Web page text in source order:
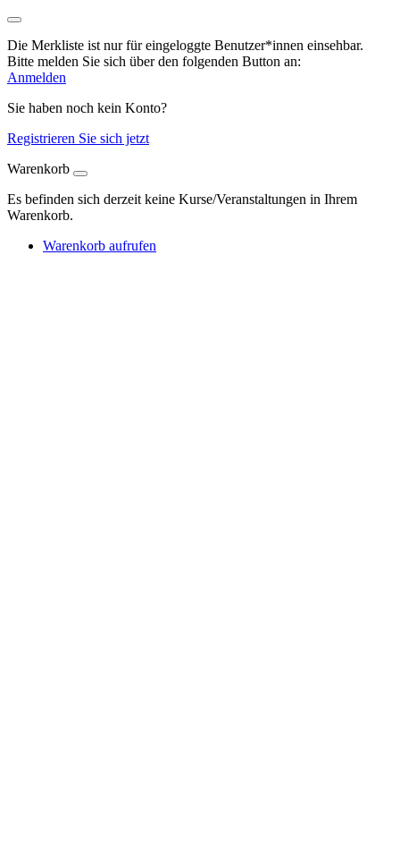
Die Merkliste ist nur für eingeloggte Benutzer*innen einsehbar.
Bitte melden Sie sich über den folgenden Button an:
Anmelden
Sie haben noch kein Konto?
Registrieren Sie sich jetzt
Warenkorb
Es befinden sich derzeit keine Kurse/Veranstaltungen in Ihrem
Warenkorb.
Warenkorb aufrufen